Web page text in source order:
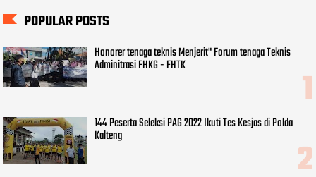
POPULAR POSTS
Honorer tenaga teknis Menjerit" Forum tenaga Teknis
Adminitrasi FHKG - FHTK
144 Peserta Seleksi PAG 2022 Ikuti Tes Kesjas di Polda
Kalteng